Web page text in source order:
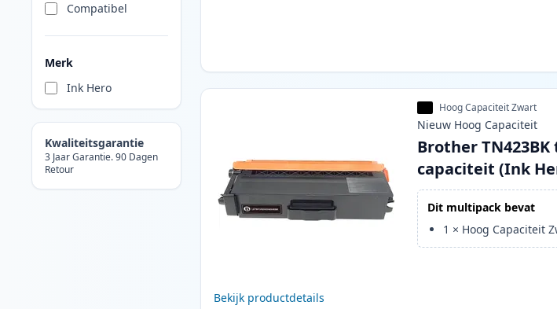
Compatibel
Merk
Ink Hero
Kwaliteitsgarantie
3 Jaar Garantie. 90 Dagen
Retour
Bekijk productdetails
Hoog Capaciteit Zwart
Nieuw Hoog Capaciteit
Brother
capaciteit (Ink
Dit multipack bevat
1 × Hoog Capaciteit